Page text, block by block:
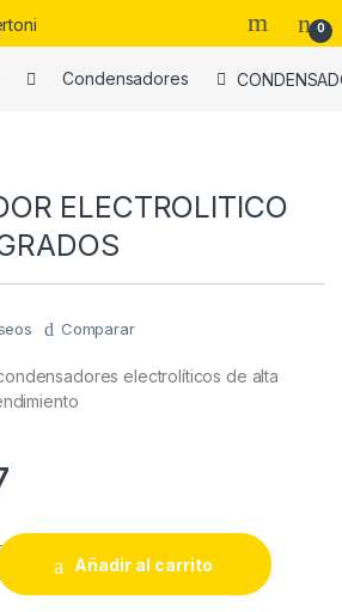
0
Condensadores
ELECTROLITICO
Comparar
electrolíticos de alta
33 X 63 105 GRADOS
Añadir al carrito